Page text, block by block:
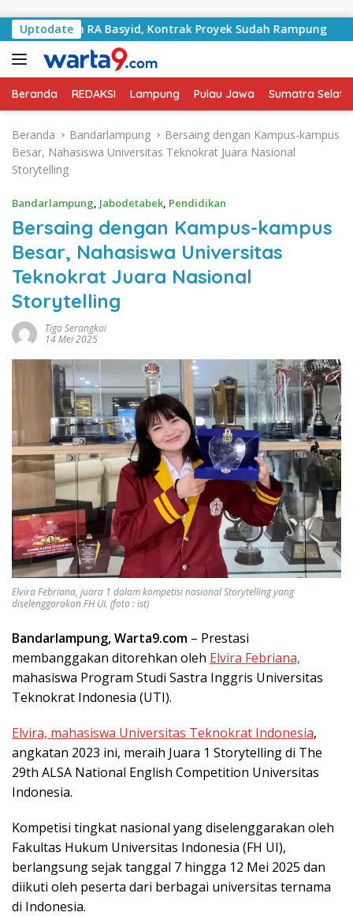
Uptodate
RA Basyid, Kontrak Proyek Sudah Rampung Bulan
Beranda REDAKSI Lampung Pulau Jawa Sumatra
Beranda Bandarlampung
Bersaing dengan Kampus-kampus
Besar, Nahasiswa Universitas Teknokrat Juara Nasional
Storytelling
Bandarlampung, Jabodetabek, Pendidikan
Bersaing dengan Kampus-kampus
Besar, Nahasiswa Universitas
Teknokrat Juara Nasional
Storytelling
Tiga Serangkai
14 Mei 2025
Elvira Febriana, juara 1 dalam kompetisi nasional Storytelling yang
diselenggarakan FH UI. (foto : ist)
Bandarlampung, Warta9.com – Prestasi
membanggakan ditorehkan oleh Elvira Febriana,
mahasiswa Program Studi Sastra Inggris Universitas
Teknokrat Indonesia (UTI).
Elvira, mahasiswa Universitas Teknokrat Indonesia,
angkatan 2023 ini, meraih Juara 1 Storytelling di The
29th ALSA National English Competition Universitas
Indonesia.
Kompetisi tingkat nasional yang diselenggarakan oleh
Fakultas Hukum Universitas Indonesia (FH UI),
berlangsung sejak tanggal 7 hingga 12 Mei 2025 dan
diikuti oleh peserta dari berbagai universitas ternama
di Indonesia.